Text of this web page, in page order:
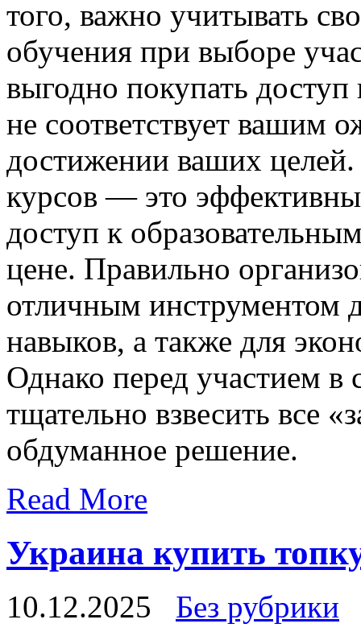
того, важно учитывать
обучения при выборе
выгодно покупать доступ
не соответствует вашим
достижении ваших
курсов — это
доступ к
цене. Правильно
отличным инструментом
навыков, а также для
Однако перед участием в
тщательно взвесить все
обдуманное решение.
Read More
Украина купить
10.12.2025
Без рубрики